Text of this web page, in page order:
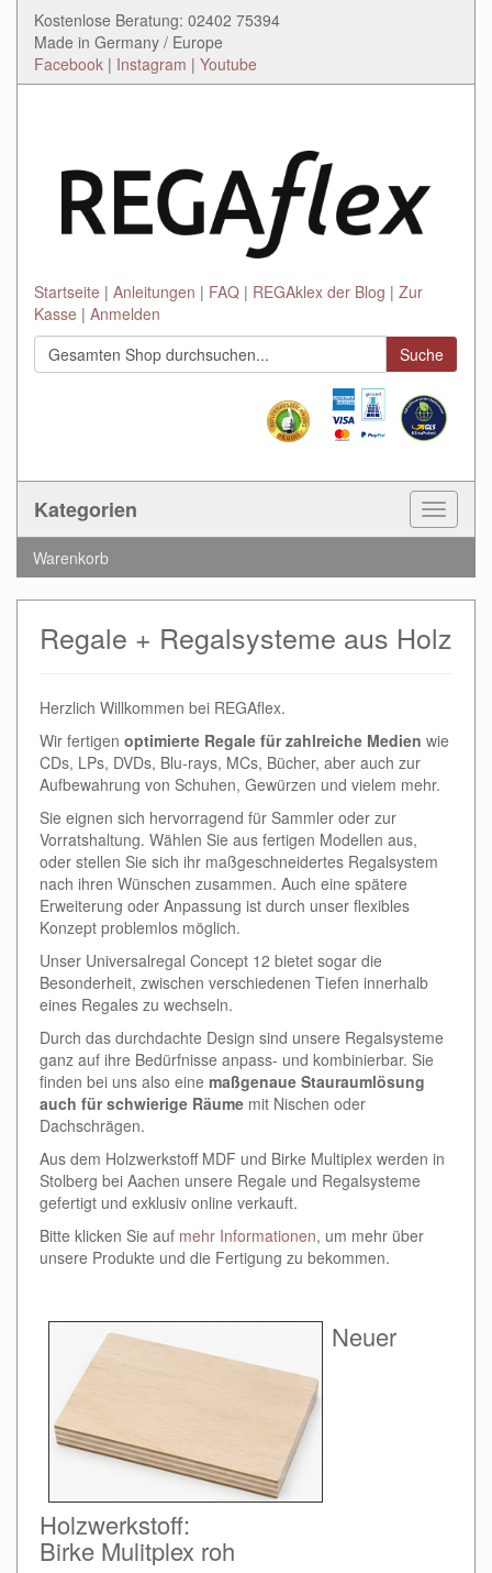
Kostenlose Beratung: 02402 75394
Made in Germany / Europe
Facebook | Instagram | Youtube
Startseite Anleitungen FAQ REGAklex der Blog
Zur
Kasse
Anmelden
Suche
Kategorien
Toggle
Warenkorb
Regale + Regalsysteme aus Holz
Herzlich Willkommen bei REGAflex.
Wir fertigen optimierte Regale für zahlreiche Medien wie
CDs, LPs, DVDs, Blu-rays, MCs, Bücher, aber auch zur
Aufbewahrung von Schuhen, Gewürzen und vielem mehr.
Sie eignen sich hervorragend für Sammler oder zur
Vorratshaltung. Wählen Sie aus fertigen Modellen aus,
oder stellen Sie sich ihr maßgeschneidertes Regalsystem
nach ihren Wünschen zusammen. Auch eine spätere
Erweiterung oder Anpassung ist durch unser flexibles
Konzept problemlos möglich.
Unser Universalregal Concept 12 bietet sogar die
Besonderheit, zwischen verschiedenen Tiefen innerhalb
eines Regales zu wechseln.
Durch das durchdachte Design sind unsere Regalsysteme
ganz auf ihre Bedürfnisse anpass- und kombinierbar. Sie
finden bei uns also eine maßgenaue Stauraumlösung
auch für schwierige Räume mit Nischen oder
Dachschrägen.
Aus dem Holzwerkstoff MDF und Birke Multiplex werden in
Stolberg bei Aachen unsere Regale und Regalsysteme
gefertigt und exklusiv online verkauft.
Bitte klicken Sie auf mehr Informationen, um mehr über
unsere Produkte und die Fertigung zu bekommen.
Neuer
Holzwerkstoff:
Birke Mulitplex roh